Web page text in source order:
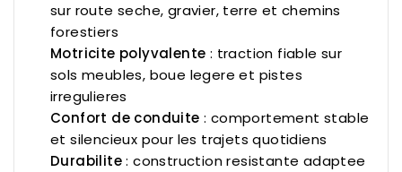
sur route seche, gravier, terre et chemins
forestiers
Motricite polyvalente : traction fiable sur
sols meubles, boue legere et pistes
irregulieres
Confort de conduite : comportement stable
et silencieux pour les trajets quotidiens
Durabilite: construction resistante adaptee